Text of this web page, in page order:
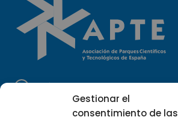
Gestionar el
consentimiento de las
Llámanos
(+34) 951 23 13 06